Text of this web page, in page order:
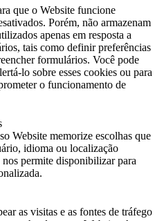
que o Website funcione
Porém, não armazenam
apenas em resposta a
tais como definir preferências
formulários. Você pode
lo sobre esses cookies ou para
o funcionamento de
Website memorize escolhas que
idioma ou localização
permite disponibilizar para
as visitas e as fontes de tráfego